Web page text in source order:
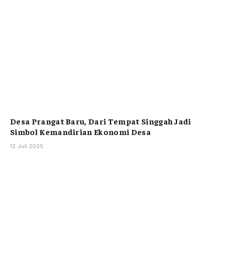
Desa Prangat Baru, Dari Tempat Singgah Jadi
Simbol Kemandirian Ekonomi Desa
12 Juli 2025